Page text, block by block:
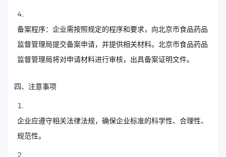
备案程序：企业需按照规定的程序和要求，向北京市食品药品
监督管理局提交备案申请，并提供相关材料。北京市食品药品
监督管理局将对申请材料进行审核，出具备案证明文件。
四、注意事项
企业应遵守相关法律法规，确保企业标准的科学性、合理性、
规范性。